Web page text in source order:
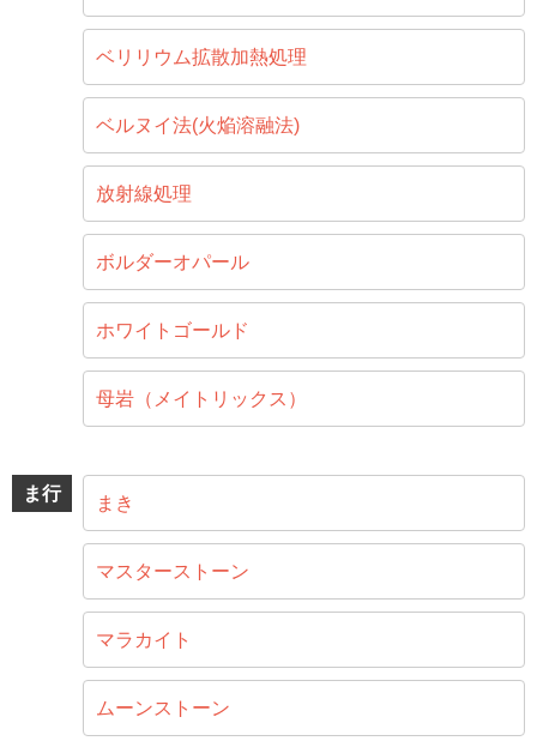
ベリリウム拡散加熱処理
ベルヌイ法(火焔溶融法)
放射線処理
ボルダーオパール
ホワイトゴールド
母岩（メイトリックス）
ま行 まき
マスターストーン
マラカイト
ムーンストーン